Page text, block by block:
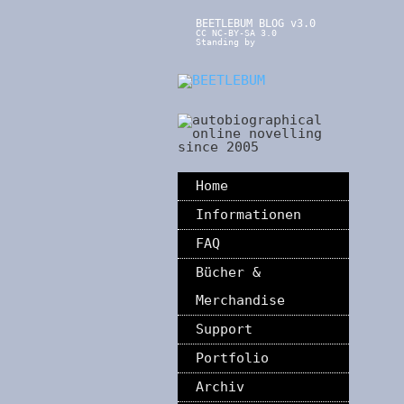
BEETLEBUM BLOG v3.0
CC NC-BY-SA 3.0
Standing by
Home
Informationen
FAQ
Bücher &
Merchandise
Support
Portfolio
Archiv